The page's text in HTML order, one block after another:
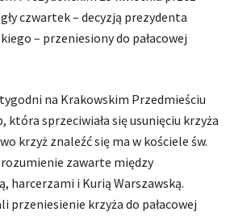
czwartek – decyzją prezydenta
– przeniesiony do pałacowej
na Krakowskim Przedmieściu
która sprzeciwiała się usunięciu krzyża
krzyż znaleźć się ma w kościele św.
zawarte między
harcerzami i Kurią Warszawską.
przeniesienie krzyża do pałacowej